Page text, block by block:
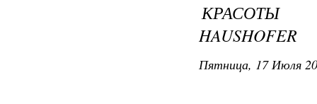
КРАСОТЫ
HAUSHOFER
Пятница, 17 Июля